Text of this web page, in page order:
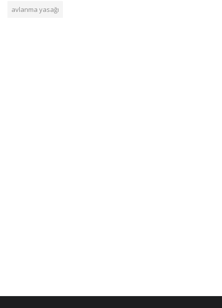
avlanma yasağı